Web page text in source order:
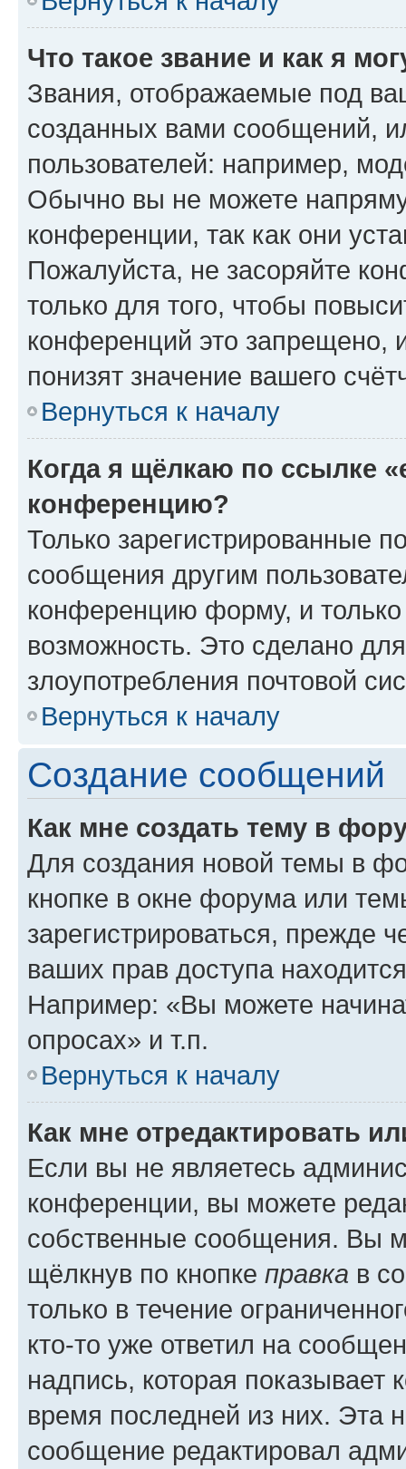
Что такое звание и как я
Звания, отображаемые под
созданных вами сообщений,
пользователей: например,
Обычно вы не можете
конференции, так как они
Пожалуйста, не засоряйте
только для того, чтобы
конференций это запрещено,
понизят значение вашего
Вернуться к началу
Когда я щёлкаю по ссылке
конференцию?
Только зарегистрированные
сообщения другим
конференцию форму, и
возможность. Это сделано
злоупотребления почтовой
Вернуться к началу
Создание сообщений
Как мне создать тему в
Для создания новой темы в
кнопке в окне форума или
зарегистрироваться, прежде
ваших прав доступа
Например: «Вы можете
опросах» и т.п.
Вернуться к началу
Как мне отредактировать
Если вы не являетесь
конференции, вы можете
собственные сообщения. Вы
щёлкнув по кнопке правка в
только в течение
кто-то уже ответил на
надпись, которая показывает
время последней из них. Эта
сообщение редактировал